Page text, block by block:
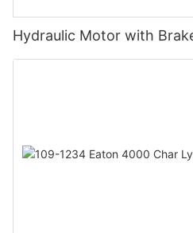
Hydraulic Motor with